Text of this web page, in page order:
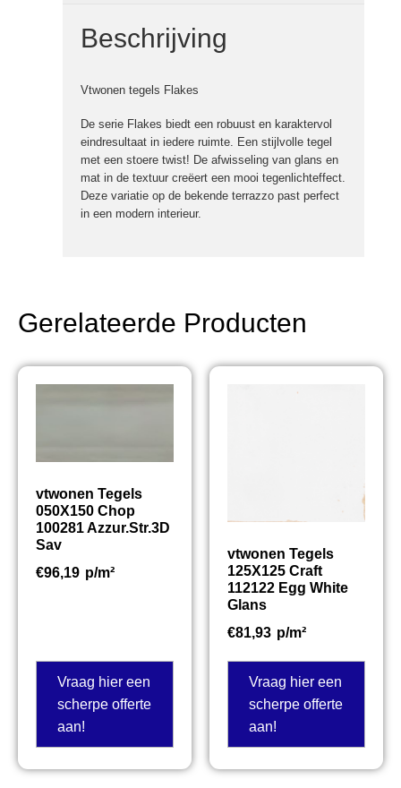
Beschrijving
Vtwonen tegels Flakes
De serie Flakes biedt een robuust en karaktervol
eindresultaat in iedere ruimte. Een stijlvolle tegel
met een stoere twist! De afwisseling van glans en
mat in de textuur creëert een mooi tegenlichteffect.
Deze variatie op de bekende terrazzo past perfect
in een modern interieur.
Gerelateerde Producten
vtwonen Tegels
050X150 Chop
100281 Azzur.Str.3D
Sav
€96,19 p/m²
Vraag hier een
scherpe offerte
aan!
vtwonen Tegels
125X125 Craft
112122 Egg White
Glans
€81,93 p/m²
Vraag hier een
scherpe offerte
aan!